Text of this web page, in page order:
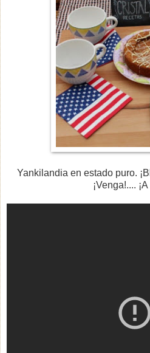
Yankilandia en estado puro.
¡Venga!....